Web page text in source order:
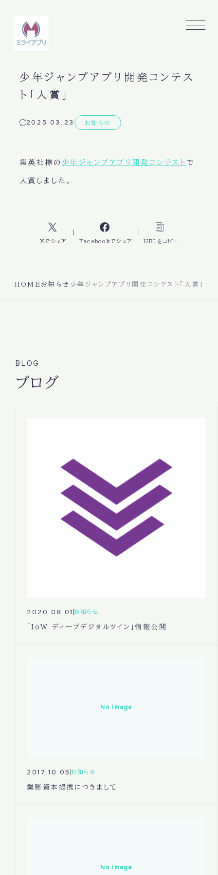
少年ジャンプアプリ開発コンテス
ト「入賞」
2025.03.23 お知らせ
集英社様の 少年ジャンプアプリ開発コンテストで
入賞しました。
Xでシェア Facebookでシェア URLをコピー
HOME お知らせ 少年ジャンプアプリ開発コンテスト「入賞」
BLOG
ブログ
2020.08.01 お知らせ
「IoW ディープデジタルツイン」情報公開
No Image
2017.10.05 お知らせ
業務資本提携につきまして
No Image